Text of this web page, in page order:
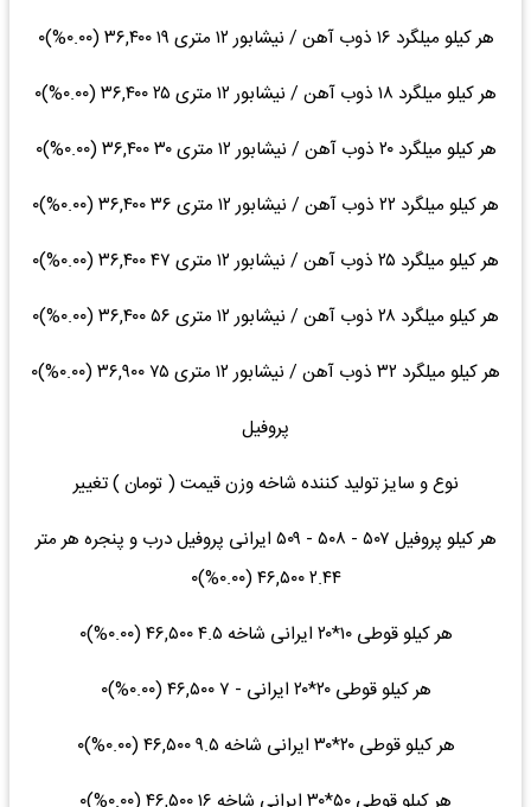
هر کیلو میلگرد ۱۶ ذوب آهن / نیشابور ۱۲ متری ۱۹ ۳۶,۴۰۰ (۰.۰۰%)۰
هر کیلو میلگرد ۱۸ ذوب آهن / نیشابور ۱۲ متری ۲۵ ۳۶,۴۰۰ (۰.۰۰%)۰
هر کیلو میلگرد ۲۰ ذوب آهن / نیشابور ۱۲ متری ۳۰ ۳۶,۴۰۰ (۰.۰۰%)۰
هر کیلو میلگرد ۲۲ ذوب آهن / نیشابور ۱۲ متری ۳۶ ۳۶,۴۰۰ (۰.۰۰%)۰
هر کیلو میلگرد ۲۵ ذوب آهن / نیشابور ۱۲ متری ۴۷ ۳۶,۴۰۰ (۰.۰۰%)۰
هر کیلو میلگرد ۲۸ ذوب آهن / نیشابور ۱۲ متری ۵۶ ۳۶,۴۰۰ (۰.۰۰%)۰
هر کیلو میلگرد ۳۲ ذوب آهن / نیشابور ۱۲ متری ۷۵ ۳۶,۹۰۰ (۰.۰۰%)۰
پروفیل
نوع و سایز تولید کننده شاخه وزن قیمت ( تومان ) تغییر
هر کیلو پروفیل ۵۰۷ - ۵۰۸ - ۵۰۹ ایرانی پروفیل درب و پنجره هر متر
۲.۴۴ ۴۶,۵۰۰ (۰.۰۰%)۰
هر کیلو قوطی ۱۰*۲۰ ایرانی شاخه ۴.۵ ۴۶,۵۰۰ (۰.۰۰%)۰
هر کیلو قوطی ۲۰*۲۰ ایرانی - ۷ ۴۶,۵۰۰ (۰.۰۰%)۰
هر کیلو قوطی ۲۰*۳۰ ایرانی شاخه ۹.۵ ۴۶,۵۰۰ (۰.۰۰%)۰